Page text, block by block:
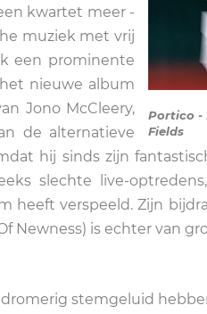
Portico -
Fields
kwartet meer -
muziek met vrij
een prominente
nieuwe album
Jono McCleery,
de alternatieve
hij sinds zijn
slechte live-
heeft verspeeld. Zijn
Newness) is echter van
stemgeluid